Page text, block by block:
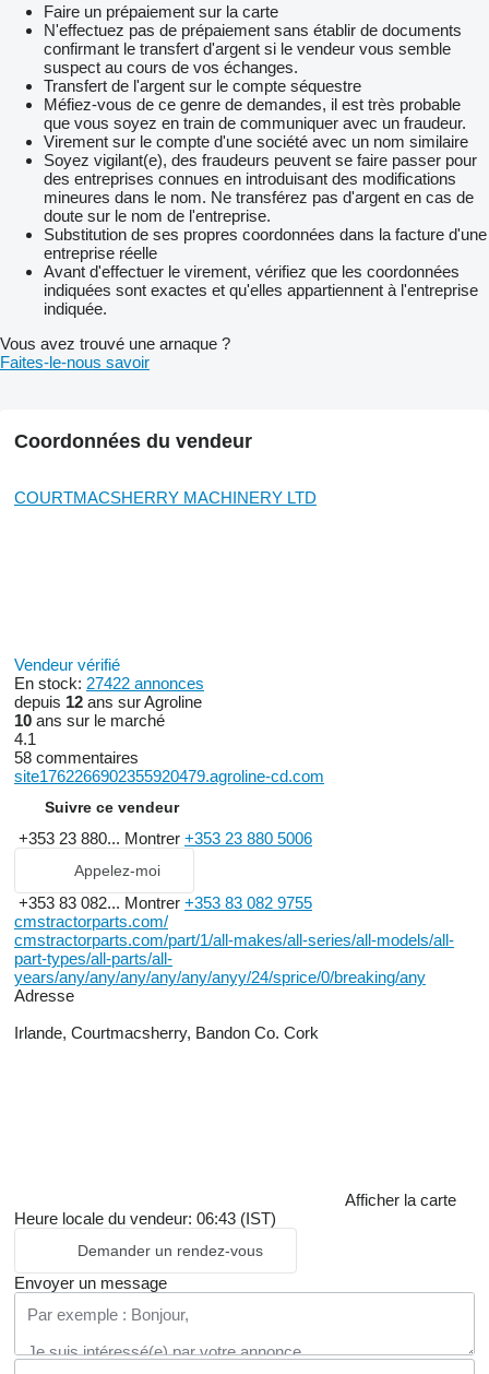
Faire un prépaiement sur la carte
N'effectuez pas de prépaiement sans établir de documents
confirmant le transfert d'argent si le vendeur vous semble
suspect au cours de vos échanges.
Transfert de l'argent sur le compte séquestre
Méfiez-vous de ce genre de demandes, il est très probable
que vous soyez en train de communiquer avec un fraudeur.
Virement sur le compte d'une société avec un nom similaire
Soyez vigilant(e), des fraudeurs peuvent se faire passer pour
des entreprises connues en introduisant des modifications
mineures dans le nom. Ne transférez pas d'argent en cas de
doute sur le nom de l'entreprise.
Substitution de ses propres coordonnées dans la facture d'une
entreprise réelle
Avant d'effectuer le virement, vérifiez que les coordonnées
indiquées sont exactes et qu'elles appartiennent à l'entreprise
indiquée.
Vous avez trouvé une arnaque ?
Faites-le-nous savoir
Coordonnées du vendeur
COURTMACSHERRY MACHINERY LTD
Vendeur vérifié
En stock: 27422 annonces
depuis 12 ans sur Agroline
10 ans sur le marché
4.1
58 commentaires
site1762266902355920479.agroline-cd.com
Suivre ce vendeur
+353 23 880... Montrer +353 23 880 5006
Appelez-moi
+353 83 082... Montrer +353 83 082 9755
cmstractorparts.com/
cmstractorparts.com/part/1/all-makes/all-series/all-models/all-
part-types/all-parts/all-
years/any/any/any/any/any/anyy/24/sprice/0/breaking/any
Adresse
Irlande, Courtmacsherry, Bandon Co. Cork
Afficher la carte
Heure locale du vendeur: 06:43 (IST)
Demander un rendez-vous
Envoyer un message